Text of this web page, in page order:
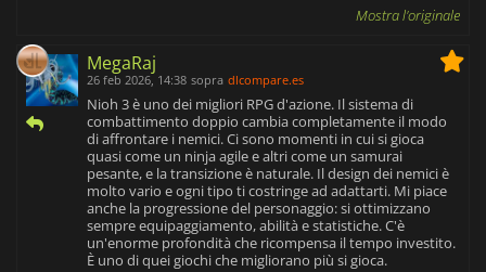
Mostra l'originale
MegaRaj
26 feb 2026, 14:38 sopra dlcompare.es
Nioh 3 è uno dei migliori RPG d'azione. Il sistema di
combattimento doppio cambia completamente il modo
di affrontare i nemici. Ci sono momenti in cui si gioca
quasi come un ninja agile e altri come un samurai
pesante, e la transizione è naturale. Il design dei nemici è
molto vario e ogni tipo ti costringe ad adattarti. Mi piace
anche la progressione del personaggio: si ottimizzano
sempre equipaggiamento, abilità e statistiche. C'è
un'enorme profondità che ricompensa il tempo investito.
È uno di quei giochi che migliorano più si gioca.